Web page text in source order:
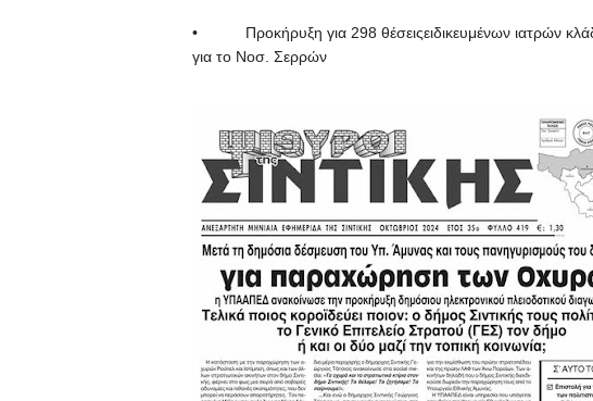
• Προκήρυξη για 298 θέσειςειδικευμένων ιατρών
για το Νοσ. Σερρών